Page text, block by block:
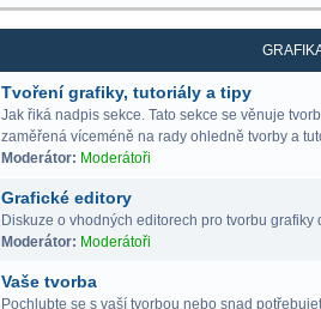
Tvoření grafiky, tutoriály a tipy
Jak řiká nadpis sekce. Tato sekce se věnuje
zaměřená víceméně na rady ohledně tvorby a
Moderátor: Moderátoři
Grafické editory
Diskuze o vhodných editorech pro tvorbu
Moderátor: Moderátoři
Vaše tvorba
Pochlubte se s vaší tvorbou nebo snad